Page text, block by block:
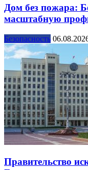
Дом без пожара:
масштабную
Безопасность
Правительство